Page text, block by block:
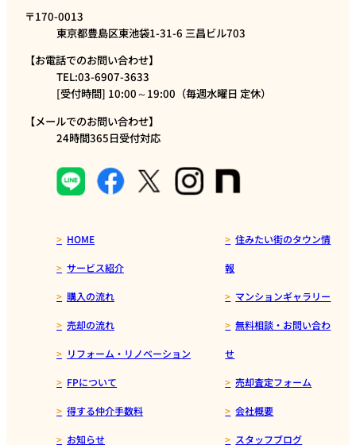
〒170-0013
東京都豊島区東池袋1-31-6 三昌ビル703
【お電話でのお問い合わせ】
TEL:03-6907-3633
[受付時間] 10:00～19:00（毎週水曜日 定休）
【メールでのお問い合わせ】
24時間365日受付対応
HOME
サービス紹介
購入の流れ
売却の流れ
リフォーム・リノベーション
FPについて
得する仲介手数料
お知らせ
住みたい街のタウン情
報
マンションギャラリー
無料相談・お問い合わ
せ
売却査定フォーム
会社概要
スタッフブログ